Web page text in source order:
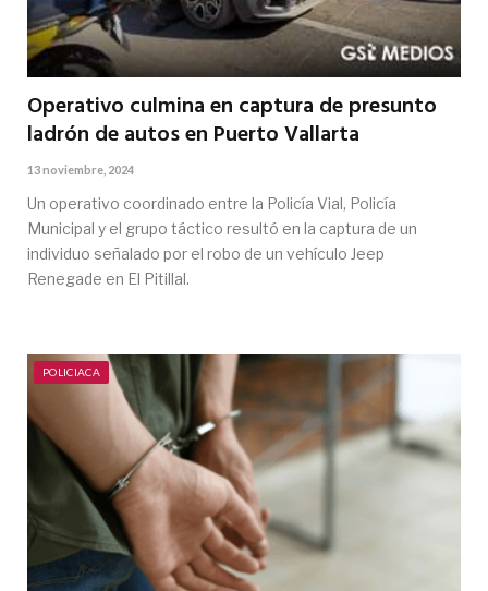
Operativo culmina en captura de presunto
ladrón de autos en Puerto Vallarta
13 noviembre, 2024
Un operativo coordinado entre la Policía Vial, Policía
Municipal y el grupo táctico resultó en la captura de un
individuo señalado por el robo de un vehículo Jeep
Renegade en El Pitillal.
POLICIACA